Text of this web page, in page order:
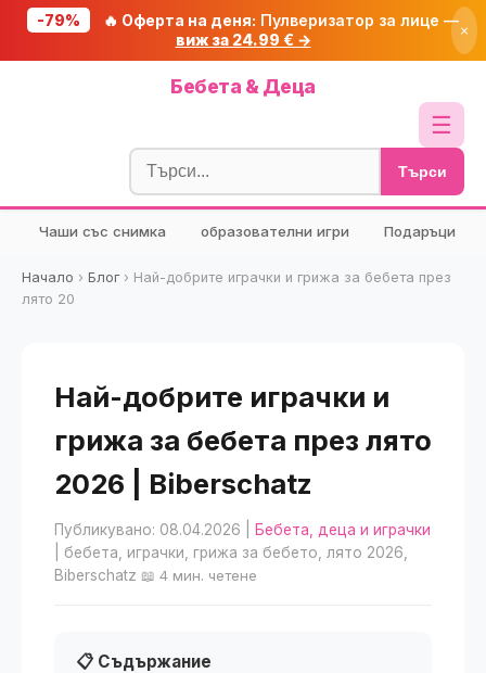
-79% 🔥 Оферта на деня: Пулверизатор за лице —
виж за 24.99 € →
×
Бебета & Деца
☰
Блог
🧮 Калкулатори
🔍 Намери продукт
🎁 Подарък
Търси
Чаши със снимка образователни игри Подаръци
Начало › Блог› Най-добрите играчки и грижа за бебета през
лято 20
Най-добрите играчки и
грижа за бебета през лято
2026 | Biberschatz
Публикувано: 08.04.2026
Бебета, деца и играчки
| бебета, играчки, грижа за бебето, лято 2026,
Biberschatz 📖 4 мин. четене
📋 Съдържание